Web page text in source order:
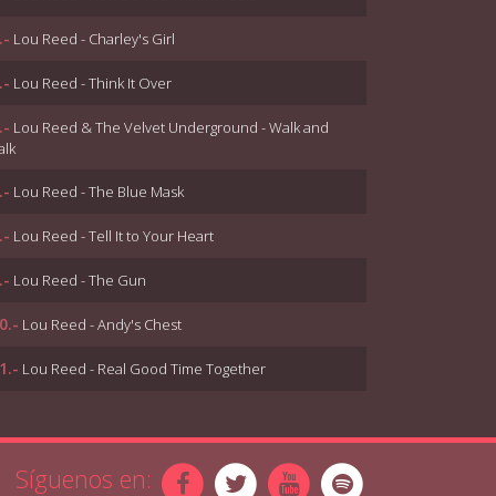
Lou Reed - Charley's Girl
Lou Reed - Think It Over
Lou Reed & The Velvet Underground - Walk and
Lou Reed - The Blue Mask
Lou Reed - Tell It to Your Heart
Lou Reed - The Gun
Lou Reed - Andy's Chest
Lou Reed - Real Good Time Together
Síguenos en: